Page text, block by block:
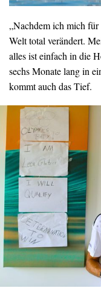
„Nachdem ich mich
Welt total verändert.
alles ist einfach in die
sechs Monate lang in
kommt auch das Tief.